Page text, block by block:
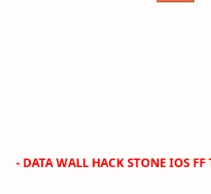
- DATA WALL HACK STONE IOS